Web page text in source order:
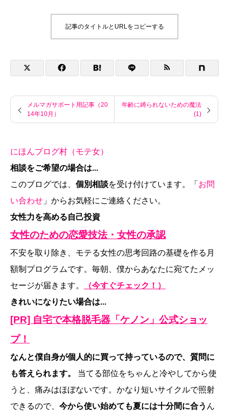
記事のタイトルとURLをコピーする
メルマガサポート用記事（20
14年10月）
年齢に縛られないための魔法
(1)
にほんブログ村（モテ女）
相談をご希望の場合は...
このブログでは、 個別相談を受け付けています。「 お問
い合わせ 」からお気軽にご連絡ください。
女性力を高める自己投資
女性のための恋愛技法・女性の承認
不安を取り除き、モテる女性の思考回路の基礎を作る月
額制プログラムです。毎朝、僕からあなたに宛てたメッ
セージが届きます。
（今すぐチェック！）
きれいになりたい場合は...
[PR] 自宅で本格脱毛器「ケノン」公式ショッ
プ！
なんと僕自身が個人的に買って持っているので、質問に
も答えられます。
当てる部位をちゃんと冷やしてから使
うと、痛みはほぼないです。かなり短いサイクルで照射
できるので、 今から使い始めても夏には十分間に合う ん